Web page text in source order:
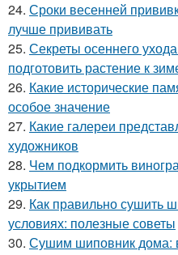
24. Сроки весенней
лучше прививать
25. Секреты осеннего
подготовить растение к
26. Какие исторические
особое значение
27. Какие галереи
художников
28. Чем подкормить
укрытием
29. Как правильно сушить
условиях: полезные советы
30. Сушим шиповник дома: